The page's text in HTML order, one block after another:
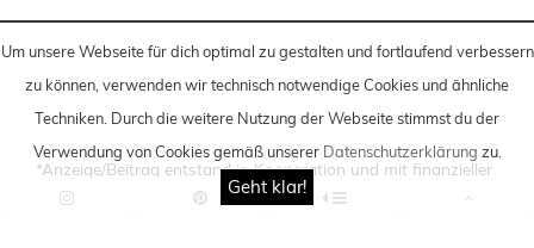
Um unsere Webseite für dich optimal zu gestalten und fortlaufend verbessern
zu können, verwenden wir technisch notwendige Cookies und ähnliche
Techniken . Durch die weitere Nutzung der Webseite stimmst du der
Verwendung von Cookies gemäß unserer Datenschutzerklärung zu.
Geht klar!
*Anzeige/Beitrag entstand in Kooperation und mit finanzieller
Unterstützung.